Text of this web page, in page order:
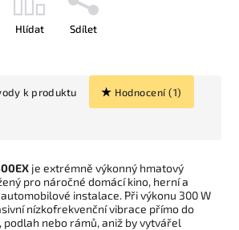
Hlídat Sdílet
Hodnocení (1)
je extrémně výkonný hmatový
pro náročné domácí kino, herní a
instalace. Při výkonu 300 W
nízkofrekvenční vibrace přímo do
podlah nebo rámů, aniž by vytvářel